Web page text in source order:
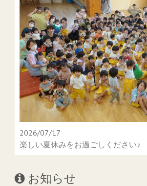
2026/07/17
楽しい夏休みをお過ごしください♪
お知らせ